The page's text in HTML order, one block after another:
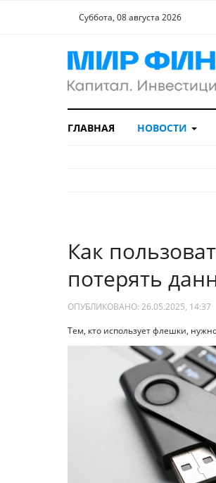
Суббота, 08 августа 2026
ГЛАВНАЯ НОВОСТИ
Как
потерять
ОПУБЛИКОВАНО: 26.05.2025, 14:37
Тем, кто использует флешки,